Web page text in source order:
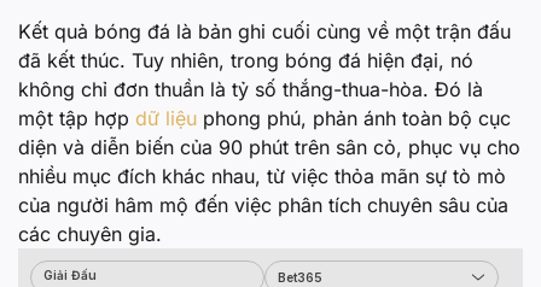
Kết quả bóng đá là bản ghi cuối cùng về một trận đấu
đã kết thúc. Tuy nhiên, trong bóng đá hiện đại, nó
không chỉ đơn thuần là tỷ số thắng-thua-hòa. Đó là
một tập hợp dữ liệu phong phú, phản ánh toàn bộ cục
diện và diễn biến của 90 phút trên sân cỏ, phục vụ cho
nhiều mục đích khác nhau, từ việc thỏa mãn sự tò mò
của người hâm mộ đến việc phân tích chuyên sâu của
các chuyên gia.
Giải Đấu Bet365
Giải Đấu Bet365